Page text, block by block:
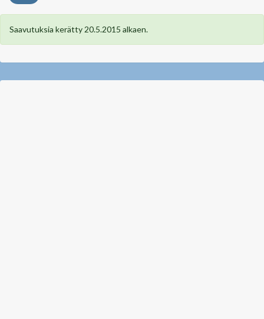
Saavutuksia kerätty 20.5.2015 alkaen.